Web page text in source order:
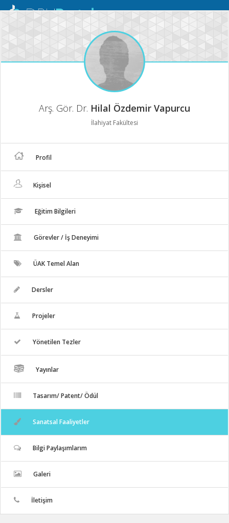
Mobil
Arş. Gör. Dr. Hilal Özdemir Vapurcu
İlahiyat Fakültesi
Profil
Kişisel
Eğitim Bilgileri
Görevler / İş Deneyimi
ÜAK Temel Alan
Dersler
Projeler
Yönetilen Tezler
Yayınlar
Tasarım/ Patent/ Ödül
Sanatsal Faaliyetler
Bilgi Paylaşımlarım
Galeri
İletişim